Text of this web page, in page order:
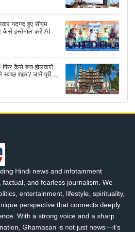
गदगद हुए सीएम
कैसे इस्तेमाल करें AI
फिर कैसे बना होलकरों
शहर? जानें पूरी
Hindi news and infotainment
factual, and fearless journalism. We
entertainment, lifestyle, spirituality,
perspective that connects deeply
With a strong voice and a sharp
Ghamasan is not just news—it’s